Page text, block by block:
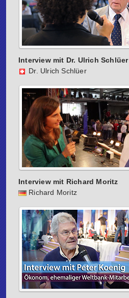
Interview mit Dr. Ulrich Schlüer
Dr. Ulrich Schlüer
Interview mit Richard Moritz
Richard Moritz